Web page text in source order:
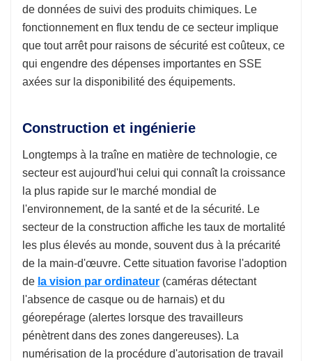
de données de suivi des produits chimiques. Le
fonctionnement en flux tendu de ce secteur implique
que tout arrêt pour raisons de sécurité est coûteux, ce
qui engendre des dépenses importantes en SSE
axées sur la disponibilité des équipements.
Construction et ingénierie
Longtemps à la traîne en matière de technologie, ce
secteur est aujourd'hui celui qui connaît la croissance
la plus rapide sur le marché mondial de
l'environnement, de la santé et de la sécurité. Le
secteur de la construction affiche les taux de mortalité
les plus élevés au monde, souvent dus à la précarité
de la main-d'œuvre. Cette situation favorise l'adoption
de la vision par ordinateur (caméras détectant
l'absence de casque ou de harnais) et du
géorepérage (alertes lorsque des travailleurs
pénètrent dans des zones dangereuses). La
numérisation de la procédure d'autorisation de travail